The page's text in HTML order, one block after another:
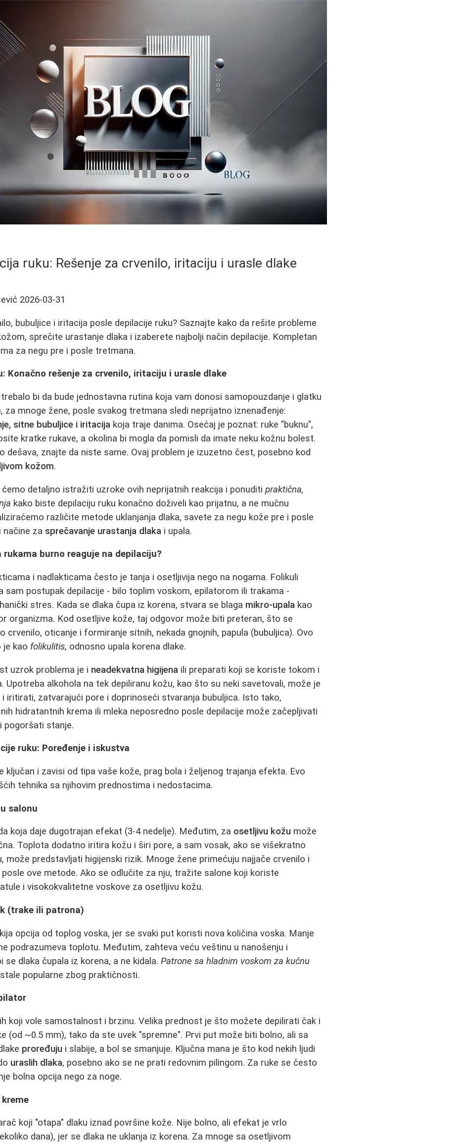
ruku: Rešenje za crvenilo, iritaciju i urasle dlake
2026-03-31
bubuljice i iritacija posle depilacije ruku? Saznajte kako da rešite probleme
sprečite urastanje dlaka i izaberete najbolji način depilacije. Kompletan
za negu pre i posle tretmana.
Konačno rešenje za crvenilo, iritaciju i urasle dlake
bi da bude jednostavna rutina koja vam donosi samopouzdanje i glatku
za mnoge žene, posle svakog tretmana sledi neprijatno iznenađenje:
sitne bubuljice i iritacija koja traje danima. Osećaj je poznat: ruke "buknu",
kratke rukave, a okolina bi mogla da pomisli da imate neku kožnu bolest.
dešava, znajte da niste same. Ovaj problem je izuzetno čest, posebno kod
kožom.
ćemo detaljno istražiti uzroke ovih neprijatnih reakcija i ponuditipraktična,
kako biste depilaciju ruku konačno doživeli kao prijatnu, a ne mučnu
različite metode uklanjanja dlaka, savete za negu kože pre i posle
načine za sprečavanje urastanja dlaka i upala.
rukama burno reaguje na depilaciju?
i nadlakticama često je tanja i osetljivija nego na nogama. Folikuli
sam postupak depilacije - bilo toplim voskom, epilatorom ili trakama -
stres. Kada se dlaka čupa iz korena, stvara se blaga mikro-upala kao
organizma. Kod osetljive kože, taj odgovor može biti preteran, što se
crvenilo, oticanje i formiranje sitnih, nekada gnojnih, papula (bubuljica). Ovo
je kao folikulitis, odnosno upala korena dlake.
uzrok problema je i neadekvatna higijena ili preparati koji se koriste tokom i
Upotreba alkohola na tek depiliranu kožu, kao što su neki savetovali, može je
iritirati, zatvarajući pore i doprinoseći stvaranja bubuljica. Isto tako,
hidratantnih krema ili mleka neposredno posle depilacije može začepljivati
pogoršati stanje.
ruku: Poređenje i iskustva
ključan i zavisi od tipa vaše kože, prag bola i željenog trajanja efekta. Evo
tehnika sa njihovim prednostima i nedostacima.
salonu
koja daje dugotrajan efekat (3-4 nedelje). Međutim, za osetljivu kožu može
Toplota dodatno iritira kožu i širi pore, a sam vosak, ako se višekratno
može predstavljati higijenski rizik. Mnoge žene primećuju najjače crvenilo i
posle ove metode. Ako se odlučite za nju, tražite salone koji koriste
i visokokvalitetne voskove za osetljivu kožu.
(trake ili patrona)
opcija od toplog voska, jer se svaki put koristi nova količina voska. Manje
podrazumeva toplotu. Međutim, zahteva veću veštinu u nanošenju i
se dlaka čupala iz korena, a ne kidala.Patrone sa hladnim voskom za kućnu
popularne zbog praktičnosti.
koji vole samostalnost i brzinu. Velika prednost je što možete depilirati čak i
(od ~0.5 mm), tako da ste uvek "spremne". Prvi put može biti bolno, ali sa
proređuju i slabije, a bol se smanjuje. Ključna mana je što kod nekih ljudi
uraslih dlaka, posebno ako se ne prati redovnim pilingom. Za ruke se često
bolna opcija nego za noge.
koji "otapa" dlaku iznad površine kože. Nije bolno, ali efekat je vrlo
dana), jer se dlaka ne uklanja iz korena. Za mnoge sa osetljivom